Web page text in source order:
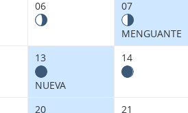
06 07
MENGUANTE
13
NUEVA
14
20 21